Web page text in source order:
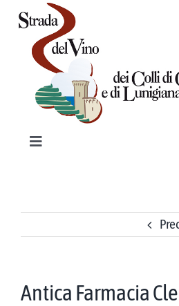
Salta
contenuto
Toggle
Antica Farmacia